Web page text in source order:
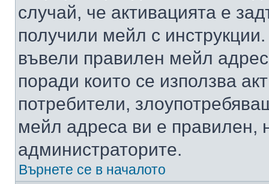
случай, че активацията е
получили мейл с
въвели правилен мейл
поради които се използва
потребители,
мейл адреса ви е правилен,
администраторите.
Върнете се в началото